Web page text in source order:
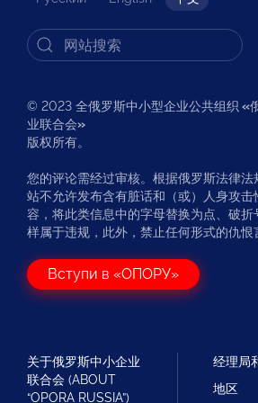
© 2023 全俄罗斯中小型企业公共组织 «
业联合会»
版权所有。
您的评论需经过审核。根据俄罗斯法律法
站不允许发布含有脏话和（或）人身攻击
容，将此类信息中的字母替换为点、破折
样属于违规，此外，禁止任何形式的仇恨
Вступи в «ОПОРУ»
关于俄罗斯中小企业
联合会 (ABOUT
“OPORA RUSSIA”)
经理局
地区